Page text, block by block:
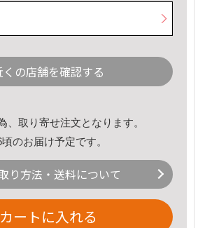
くの店舗を確認する
、取り寄せ注文となります。
のお届け予定です。
り方法・送料について
カートに入れる